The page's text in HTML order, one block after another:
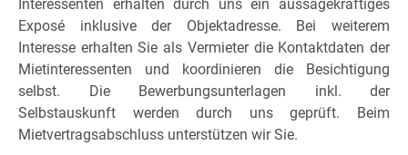
Interessenten erhalten durch uns ein aussagekräftiges
Exposé inklusive der Objektadresse. Bei weiterem
Interesse erhalten Sie als Vermieter die Kontaktdaten der
Mietinteressenten und koordinieren die Besichtigung
selbst. Die Bewerbungsunterlagen inkl. der
Selbstauskunft werden durch uns geprüft. Beim
Mietvertragsabschluss unterstützen wir Sie.